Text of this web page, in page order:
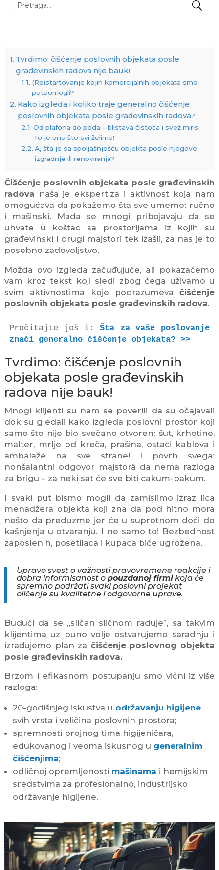
Tvrdimo: čišćenje poslovnih objekata posle
građevinskih radova nije bauk!
(Re)startovanje kojih komercijalnih objekata smo
potpomogli?
Kako izgleda i koliko traje generalno čišćenje
poslovnih objekata posle građevinskih radova?
Od plafona do poda – blistava čistoća i svež miris.
To je ono što svi želimo!
A, šta je sa spoljašnjošću objekta posle njegove
izgradnje ili renoviranja?
Čišćenje poslovnih objekata posle građevinskih
radova naša je ekspertiza i aktivnost koja nam
omogućava da pokažemo šta sve umemo: ručno
i mašinski. Mada se mnogi pribojavaju da se
uhvate u koštac sa prostorijama iz kojih su
građevinski i drugi majstori tek izašli, za nas je to
posebno zadovoljstvo.
Možda ovo izgleda začuđujuće, ali pokazaćemo
vam kroz tekst koji sledi zbog čega uživamo u
svim aktivnostima koje podrazumeva čišćenje
poslovnih objekata posle građevinskih radova.
Pročitajte još i: Šta za vaše poslovanje
znači generalno čišćenje objekata? >>
Tvrdimo: čišćenje poslovnih
objekata posle građevinskih
radova nije bauk!
Mnogi klijenti su nam se poverili da su očajavali
dok su gledali kako izgleda poslovni prostor koji
samo što nije bio svečano otvoren: šut, krhotine,
malter, mrlje od kreča, prašina, ostaci kablova i
ambalaže na sve strane! I povrh svega:
nonšalantni odgovor majstorâ da nema razloga
za brigu – za neki sat će sve biti cakum-pakum.
I svaki put bismo mogli da zamislimo izraz lica
menadžera objekta koji zna da pod hitno mora
nešto da preduzme jer će u suprotnom doći do
kašnjenja u otvaranju. I ne samo to! Bezbednost
zaposlenih, posetilaca i kupaca biće ugrožena.
Upravo svest o važnosti pravovremene reakcije i
dobra informisanost o pouzdanoj firmikoja će
spremno podržati svaki poslovni projekat
oličenje su kvalitetne i odgovorne uprave.
Budući da se „sličan sličnom raduje”, sa takvim
klijentima uz puno volje ostvarujemo saradnju i
izrađujemo plan za čišćenje poslovnog objekta
posle građevinskih radova.
Brzom i efikasnom postupanju smo vični iz više
razloga:
20-godišnjeg iskustva u održavanju higijene
svih vrsta i veličina poslovnih prostora;
spremnosti brojnog tima higijeničara,
edukovanog i veoma iskusnog u generalnim
čišćenjima;
odličnoj opremljenosti mašinama i hemijskim
sredstvima za profesionalno, industrijsko
održavanje higijene.